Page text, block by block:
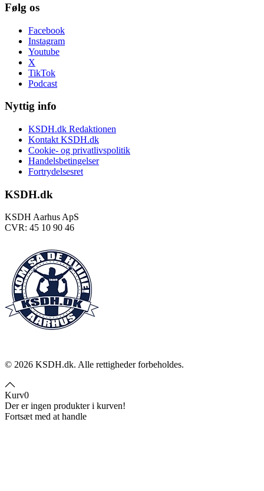
Følg os
Facebook
Instagram
Youtube
X
TikTok
Podcast
Nyttig info
KSDH.dk Redaktionen
Kontakt KSDH.dk
Cookie- og privatlivspolitik
Handelsbetingelser
Fortrydelsesret
KSDH.dk
KSDH Aarhus ApS
CVR: 45 10 90 46
© 2026 KSDH.dk. Alle rettigheder forbeholdes.
Kurv0
Der er ingen produkter i kurven!
Fortsæt med at handle